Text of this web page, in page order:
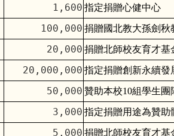
1,600 指定捐贈心健中心
100,000 捐贈國北教大孫劍秋
20,000 捐贈北師校友育才基
20,000,000 指定捐贈創新永續發
50,000 贊助本校10組學生團
3,000 指定捐贈用途為贊助
5,000 捐贈北師校友育才基